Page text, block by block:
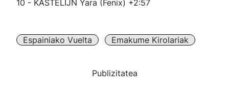
10 - KASTELIJN Yara (Fenix) +2:57
Espainiako Vuelta Emakume Kirolariak
Publizitatea